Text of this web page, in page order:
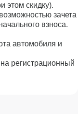
этом скидку).
зачета
взноса.
автомобиля и
регистрационный